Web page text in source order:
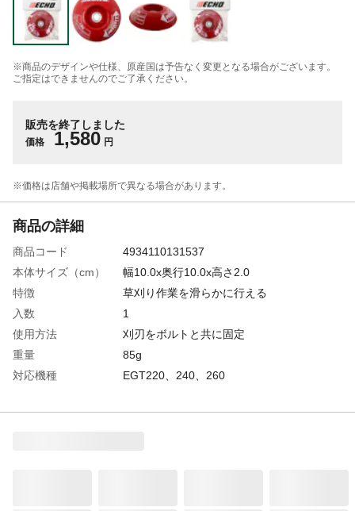
※商品のデザインや仕様、原産国は予告なく変更となる場合がございます。
ご指定はできませんのでご了承ください。
販売を終了しました
価格 1,580 円
※価格は​店舗や​掲載場所で​異なる​場合が​あります。
商品の詳細
商品コード
4934110131537
本体サイズ（cm）
幅10.0x奥行10.0x高さ2.0
特徴
草刈り作業を滑らかに行える
入数
1
使用方法
刈刃をボルトと共に固定
重量
85g
対応機種
EGT220、240、260